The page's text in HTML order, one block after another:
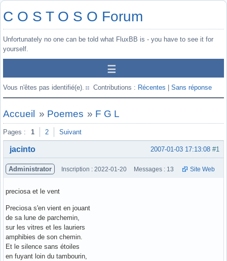
C O S T O S O Forum
Unfortunately no one can be told what FluxBB is - you have to see it for
yourself.
Vous n'êtes pas identifié(e). Contributions : Récentes Sans réponse
Accueil » Poemes » F G L
Pages : 1 2 Suivant
#1
2007-01-03 17:13:08
jacinto
Administrator Inscription : 2022-01-20 Messages : 13 Site Web
preciosa et le vent
Preciosa s'en vient en jouant
de sa lune de parchemin,
sur les vitres et les lauriers
amphibies de son chemin.
Et le silence sans étoiles
en fuyant loin du tambourin,